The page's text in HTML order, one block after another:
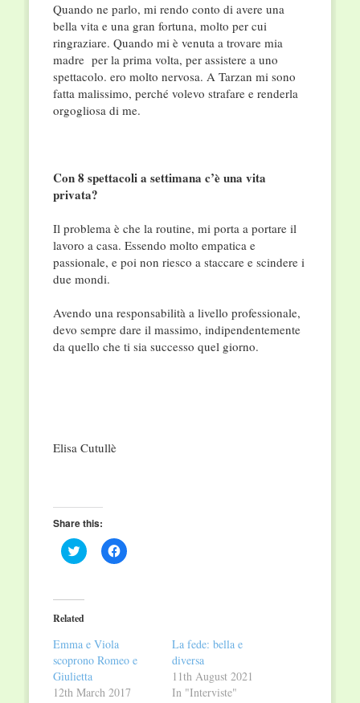
Quando ne parlo, mi rendo conto di avere una
bella vita e una gran fortuna, molto per cui
ringraziare. Quando mi è venuta a trovare mia
madre per la prima volta, per assistere a uno
spettacolo. ero molto nervosa. A Tarzan mi sono
fatta malissimo, perché volevo strafare e renderla
orgogliosa di me.
Con 8 spettacoli a settimana c’è una vita
privata?
Il problema è che la routine, mi porta a portare il
lavoro a casa. Essendo molto empatica e
passionale, e poi non riesco a staccare e scindere i
due mondi.
Avendo una responsabilità a livello professionale,
devo sempre dare il massimo, indipendentemente
da quello che ti sia successo quel giorno.
Elisa Cutullè
Share this:
Click
to
(Opens
in
new
Click
to
Related
Emma e Viola
scoprono Romeo e
Giulietta
12th March 2017
La fede: bella e
diversa
11th August 2021
In "Interviste"